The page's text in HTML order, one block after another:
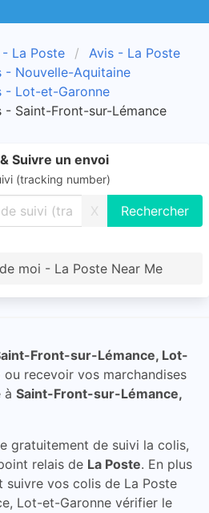
La Poste
Avis - La Poste
- Nouvelle-Aquitaine
- Lot-et-Garonne
- Saint-Front-sur-Lémance
Suivre un envoi
(tracking number)
X
moi - La Poste Near Me
Front-sur-Lémance, Lot-
ou recevoir vos marchandises
à Saint-Front-sur-Lémance,
gratuitement de suivi la colis,
relais de La Poste. En plus
suivre vos colis de La Poste
Lot-et-Garonne vérifier le